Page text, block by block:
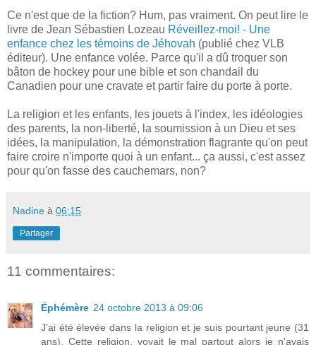
Ce n'est que de la fiction? Hum, pas vraiment. On peut lire le
livre de Jean Sébastien Lozeau Réveillez-moi! - Une
enfance chez les témoins de Jéhovah (publié chez VLB
éditeur). Une enfance volée. Parce qu'il a dû troquer son
bâton de hockey pour une bible et son chandail du
Canadien pour une cravate et partir faire du porte à porte.
La religion et les enfants, les jouets à l'index, les idéologies
des parents, la non-liberté, la soumission à un Dieu et ses
idées, la manipulation, la démonstration flagrante qu'on peut
faire croire n'importe quoi à un enfant... ça aussi, c'est assez
pour qu'on fasse des cauchemars, non?
Nadine à 06:15
Partager
11 commentaires:
Éphémère 24 octobre 2013 à 09:06
J'ai été élevée dans la religion et je suis pourtant jeune (31
ans). Cette religion, voyait le mal partout alors je n'avais